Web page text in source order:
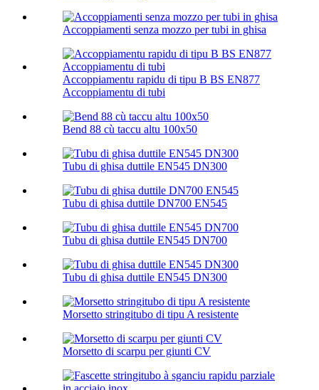
Accoppiamenti senza mozzo per tubi in ghisa
Accoppiamentu rapidu di tipu B BS EN877
Accoppiamentu di tubi
Bend 88 cù taccu altu 100х50
Tubu di ghisa duttile EN545 DN300
Tubu di ghisa duttile DN700 EN545
Tubu di ghisa duttile EN545 DN700
Tubu di ghisa duttile EN545 DN300
Morsetto stringitubo di tipu A resistente
Morsetto di scarpu per giunti CV